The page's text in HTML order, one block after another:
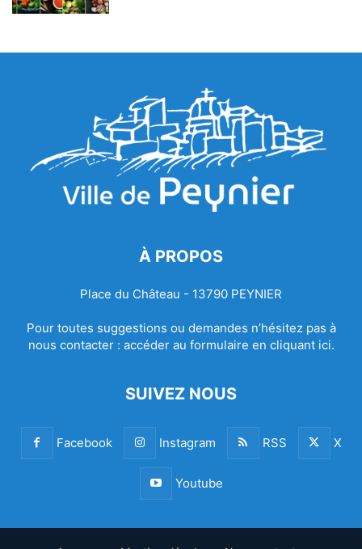
À PROPOS
Place du Château - 13790 PEYNIER
Pour toutes suggestions ou demandes n’hésitez pas à
nous contacter : accéder au formulaire en cliquant ici.
SUIVEZ NOUS
Facebook Instagram RSS X
Youtube